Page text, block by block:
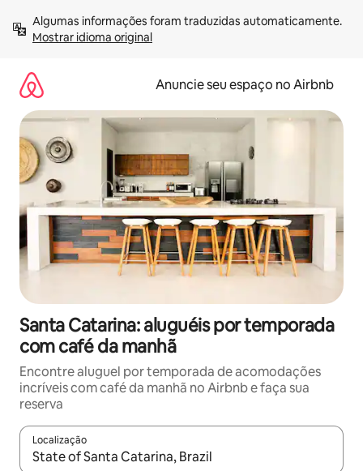
para
Mostrar idioma original
Anuncie seu espaço no Airbnb
Santa Catarina: aluguéis por temporada
com café da manhã
Encontre aluguel por temporada de acomodações
incríveis com café da manhã no Airbnb e faça sua
reserva
Localização
Quando os resultados estiverem disponíveis, explore-os